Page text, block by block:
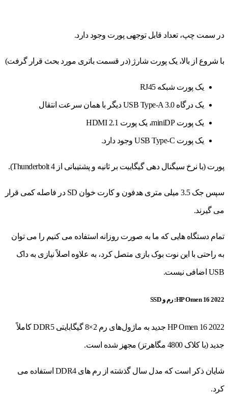
در سمت چپ، تعداد قابل توجهی پورت وجود دارد.
با شروع از بالا، یک پورت شارژ (در قسمت باتری مورد بحث قرار گرفت)
یک پورت شبکه RJ45
یک درگاه USB Type-A 3.0 دیگر با همان سرعت انتقال
یک پورت miniDP، یک پورت HDMI 2.1
یک پورت USB Type-C وجود دارد.
پورت (با نرخ سیگنال دهی گیگابیت بر ثانیه و پشتیبانی از Thunderbolt 4).
سپس جک 3.5 میلی متری هدفون و کارت خوان SD در فاصله کمی قرار
می گیرند.
تمام دستگاه هایی که ما به صورت روزانه استفاده می کنیم را می توان
به راحتی با این نوت بوک بازی متصل کرد، به علاوه اصلاً نیازی به داک
USB اضافی نیست.
HP Omen 16 2022: رم و SSD
HP Omen 16 2022 جدید به ماژول‌های رم 2×8 گیگابایتی DDR5 کاملاً
جدید (با کلاک 4800 مگاهرتز) مجهز شده است.
شایان ذکر است که مدل سال گذشته از رم های DDR4 استفاده می
کرد.